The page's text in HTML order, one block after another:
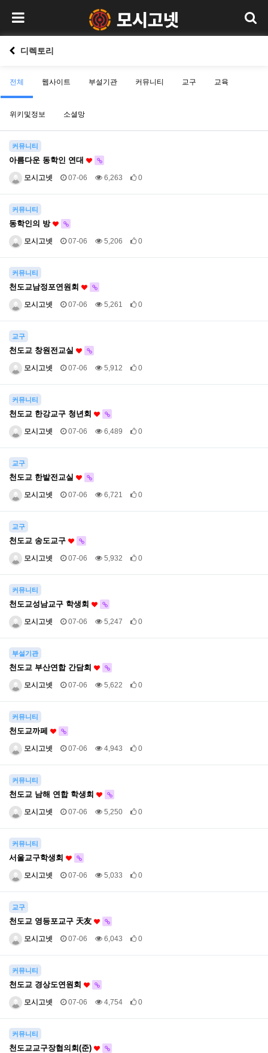
디렉토리
전체 웹사이트 부설기관 커뮤니티 교구 교육
위키및정보 소셜망
커뮤니티
아름다운 동학인 연대
모시고넷 07-06 6,263 0
커뮤니티
동학인의 방
모시고넷 07-06 5,206 0
커뮤니티
천도교남정포연원회
모시고넷 07-06 5,261 0
교구
천도교 창원전교실
모시고넷 07-06 5,912 0
커뮤니티
천도교 한강교구 청년회
모시고넷 07-06 6,489 0
교구
천도교 한밭전교실
모시고넷 07-06 6,721 0
교구
천도교 송도교구
모시고넷 07-06 5,932 0
커뮤니티
천도교성남교구 학생회
모시고넷 07-06 5,247 0
부설기관
천도교 부산연합 간담회
모시고넷 07-06 5,622 0
커뮤니티
천도교까페
모시고넷 07-06 4,943 0
커뮤니티
천도교 남해 연합 학생회
모시고넷 07-06 5,250 0
커뮤니티
서울교구학생회
모시고넷 07-06 5,033 0
교구
천도교 영등포교구 天友
모시고넷 07-06 6,043 0
커뮤니티
천도교 경상도연원회
모시고넷 07-06 4,754 0
커뮤니티
천도교교구장협의회(준)